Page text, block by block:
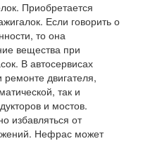
Приобретается
Если говорить о
то она
вещества при
В автосервисах
двигателя,
так и
и мостов.
избавляться от
Нефрас может